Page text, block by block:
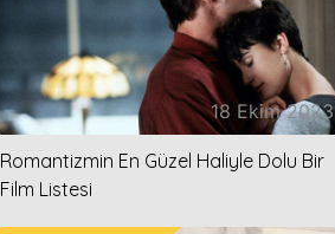
18 Ekim 2023
Romantizmin En Güzel Haliyle Dolu Bir
Film Listesi